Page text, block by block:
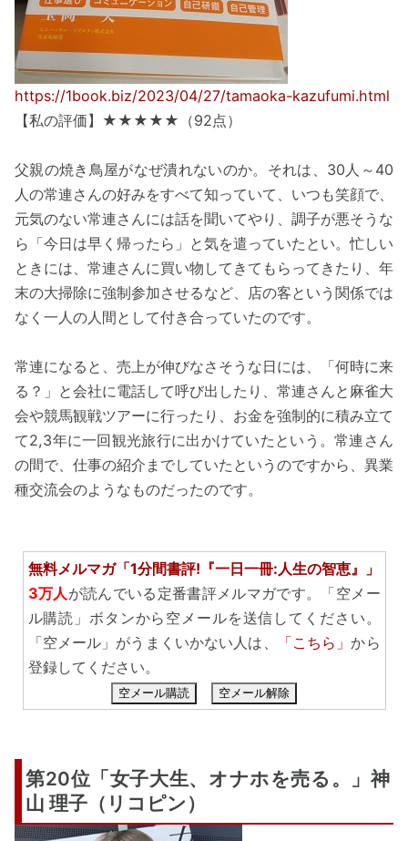
https://1book.biz/2023/04/27/tamaoka-kazufumi.html
【私の評価】★★★★★（92点）
父親の焼き鳥屋がなぜ潰れないのか。それは、30人～40
人の常連さんの好みをすべて知っていて、いつも笑顔で、
元気のない常連さんには話を聞いてやり、調子が悪そうな
ら「今日は早く帰ったら」と気を遣っていたとい。忙しい
ときには、常連さんに買い物してきてもらってきたり、年
末の大掃除に強制参加させるなど、店の客という関係では
なく一人の人間として付き合っていたのです。
常連になると、売上が伸びなさそうな日には、「何時に来
る？」と会社に電話して呼び出したり、常連さんと麻雀大
会や競馬観戦ツアーに行ったり、お金を強制的に積み立て
て2,3年に一回観光旅行に出かけていたという。常連さん
の間で、仕事の紹介までしていたというのですから、異業
種交流会のようなものだったのです。
無料メルマガ「1分間書評!『一日一冊:人生の智恵』」
3万人 が読んでいる定番書評メルマガです。「空メー
ル購読」ボタンから空メールを送信してください。
「空メール」がうまくいかない人は、
「こちら」から
登録してください。
空メール購読 空メール解除
第20位「女子大生、オナホを売る。」神
山 理子（リコピン）